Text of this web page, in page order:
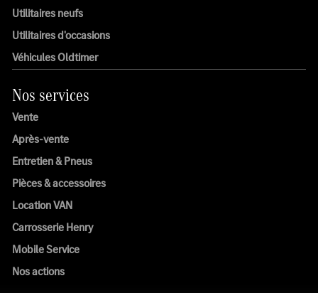
Utilitaires neufs
Utilitaires d'occasions
Véhicules Oldtimer
Nos services
Vente
Après-vente
Entretien & Pneus
Pièces & accessoires
Location VAN
Carrosserie Henry
Mobile Service
Nos actions